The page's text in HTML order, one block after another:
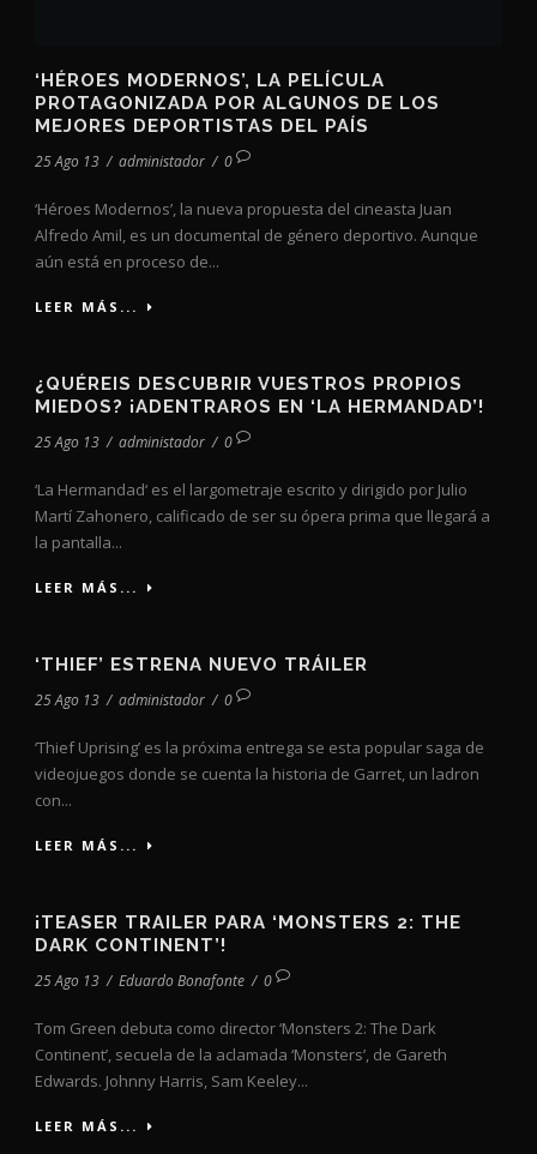
‘HÉROES MODERNOS’, LA PELÍCULA
PROTAGONIZADA POR ALGUNOS DE LOS
MEJORES DEPORTISTAS DEL PAÍS
25 Ago 13 / administador / 0
‘Héroes Modernos’, la nueva propuesta del cineasta Juan
Alfredo Amil, es un documental de género deportivo. Aunque
aún está en proceso de...
LEER MÁS...
¿QUÉREIS DESCUBRIR VUESTROS PROPIOS
MIEDOS? ¡ADENTRAROS EN ‘LA HERMANDAD’!
25 Ago 13 / administador / 0
‘La Hermandad‘ es el largometraje escrito y dirigido por Julio
Martí Zahonero, calificado de ser su ópera prima que llegará a
la pantalla...
LEER MÁS...
‘THIEF’ ESTRENA NUEVO TRÁILER
25 Ago 13 / administador / 0
‘Thief Uprising’ es la próxima entrega se esta popular saga de
videojuegos donde se cuenta la historia de Garret, un ladron
con...
LEER MÁS...
¡TEASER TRAILER PARA ‘MONSTERS 2: THE
DARK CONTINENT’!
25 Ago 13 / Eduardo Bonafonte / 0
Tom Green debuta como director ‘Monsters 2: The Dark
Continent’, secuela de la aclamada ‘Monsters’, de Gareth
Edwards. Johnny Harris, Sam Keeley...
LEER MÁS...